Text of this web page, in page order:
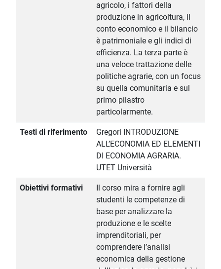
agricolo, i fattori della
produzione in agricoltura, il
conto economico e il bilancio
è patrimoniale e gli indici di
efficienza. La terza parte è
una veloce trattazione delle
politiche agrarie, con un focus
su quella comunitaria e sul
primo pilastro
particolarmente.
Testi di riferimento
Gregori INTRODUZIONE
ALL’ECONOMIA ED ELEMENTI
DI ECONOMIA AGRARIA.
UTET Università
Obiettivi formativi
Il corso mira a fornire agli
studenti le competenze di
base per analizzare la
produzione e le scelte
imprenditoriali, per
comprendere l’analisi
economica della gestione